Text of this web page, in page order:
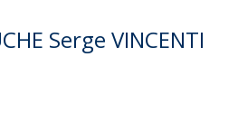
Serge VINCENTI